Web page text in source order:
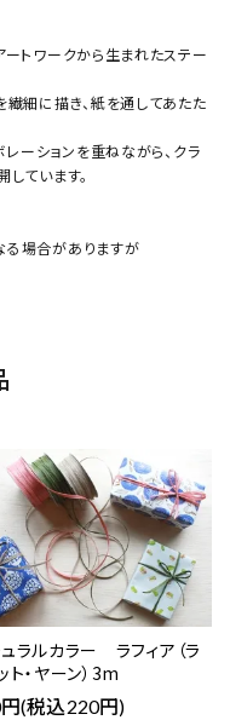
トワークから生まれたステー
細に描き、紙を通してあたた
ーションを重ねながら、クラ
ています。
場合がありますが
ラルカラー ラフィア（ラ
ト・ヤーン）3m
(税込220円)